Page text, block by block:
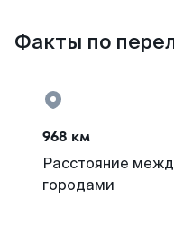
Факты по
968 км
Расстояние
городами